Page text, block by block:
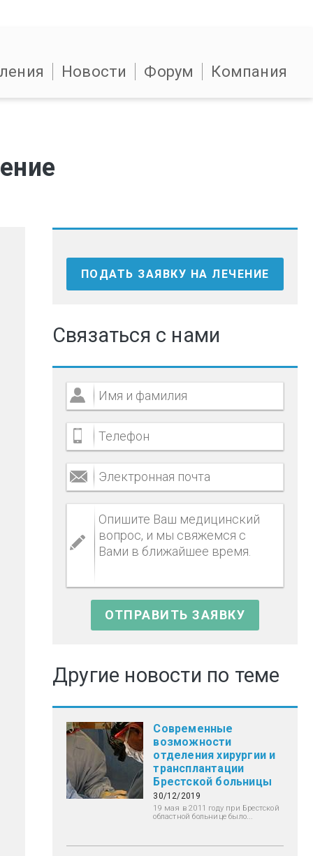
Новости Форум Компания
ПОДАТЬ ЗАЯВКУ НА ЛЕЧЕНИЕ
Связаться с нами
Другие новости по теме
Современные
возможности
отделения хирургии и
трансплантации
Брестской больницы
30/12/2019
19 мая в 2011 году при Брестской
областной больнице было...